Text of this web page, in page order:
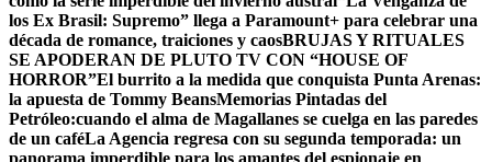
los Ex Brasil: Supremo” llega a Paramount+ para celebrar una
década de romance, traiciones y caosBRUJAS Y RITUALES
SE APODERAN DE PLUTO TV CON “HOUSE OF
HORROR”El burrito a la medida que conquista Punta Arenas:
la apuesta de Tommy BeansMemorias Pintadas del
Petróleo:cuando el alma de Magallanes se cuelga en las paredes
de un caféLa Agencia regresa con su segunda temporada: un